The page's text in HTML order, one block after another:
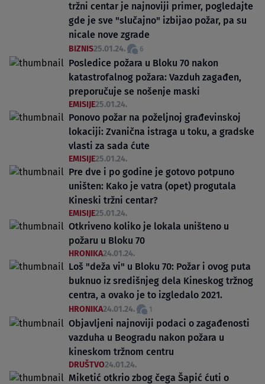
tržni centar je najnoviji primer, pogledajte
gde je sve "slučajno" izbijao požar, pa su
nicale nove zgrade
BIZNIS25.01.24. 6
Posledice požara u Bloku 70 nakon
katastrofalnog požara: Vazduh zagađen,
preporučuje se nošenje maski
EMISIJE25.01.24.
Ponovo požar na poželjnoj građevinskoj
lokaciji: Zvanična istraga u toku, a gradske
vlasti za sada ćute
EMISIJE25.01.24.
Pre dve i po godine je gotovo potpuno
uništen: Kako je vatra (opet) progutala
Kineski tržni centar?
EMISIJE25.01.24.
Otkriveno koliko je lokala uništeno u
požaru u Bloku 70
HRONIKA24.01.24.
Loš "deža vi" u Bloku 70: Požar i ovog puta
buknuo iz središnjeg dela Kineskog tržnog
centra, a ovako je to izgledalo 2021.
HRONIKA24.01.24. 1
Objavljeni najnoviji podaci o zagađenosti
vazduha u Beogradu nakon požara u
kineskom tržnom centru
DRUŠTVO24.01.24.
Miketić otkrio zbog čega Šapić ćuti o